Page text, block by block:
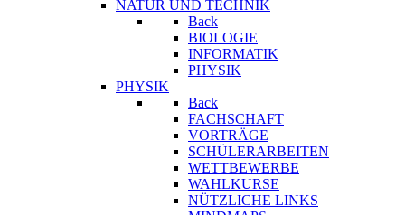
NATUR UND TECHNIK
Back
BIOLOGIE
INFORMATIK
PHYSIK
PHYSIK
Back
FACHSCHAFT
VORTRÄGE
SCHÜLERARBEITEN
WETTBEWERBE
WAHLKURSE
NÜTZLICHE LINKS